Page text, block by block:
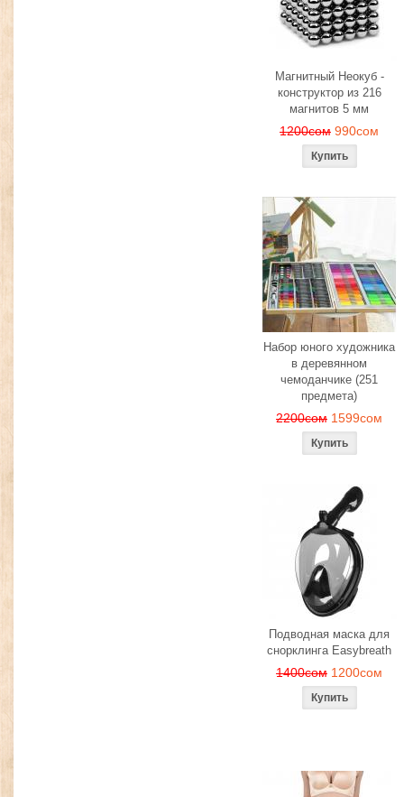
Магнитный Неокуб -
конструктор из 216
магнитов 5 мм
1200сом 990сом
Набор юного художника
в деревянном
чемоданчике (251
предмета)
2200сом 1599сом
Подводная маска для
снорклинга Easybreath
1400сом 1200сом